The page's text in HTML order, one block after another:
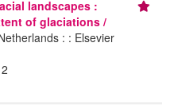
landscapes :
of glaciations /
: : Elsevier